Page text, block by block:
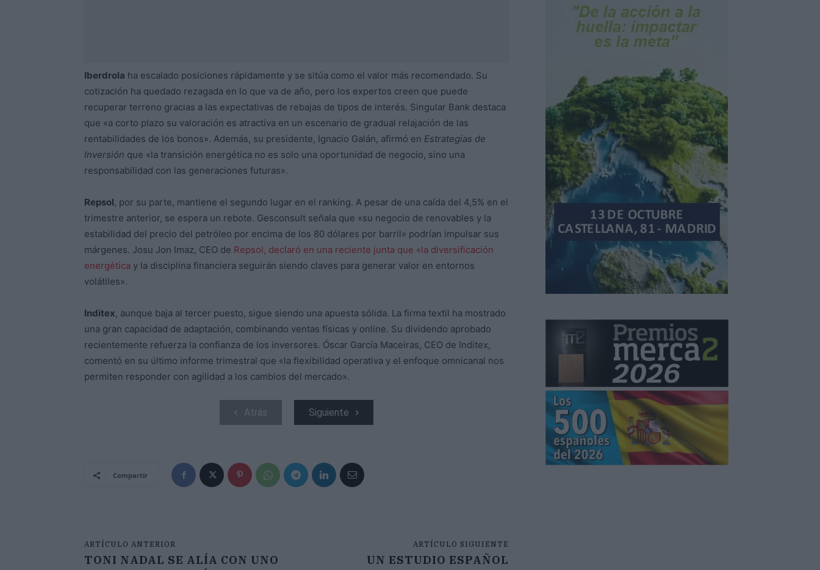
Iberdrola ha escalado posiciones rápidamente y se sitúa como el valor más recomendado. Su
cotización ha quedado rezagada en lo que va de año, pero los expertos creen que puede
recuperar terreno gracias a las expectativas de rebajas de tipos de interés. Singular Bank destaca
que «a corto plazo su valoración es atractiva en un escenario de gradual relajación de las
rentabilidades de los bonos». Además, su presidente, Ignacio Galán, afirmó en Estrategias de
Inversión que «la transición energética no es solo una oportunidad de negocio, sino una
responsabilidad con las generaciones futuras».
Repsol, por su parte, mantiene el segundo lugar en el ranking. A pesar de una caída del 4,5% en el
trimestre anterior, se espera un rebote. Gesconsult señala que «su negocio de renovables y la
estabilidad del precio del petróleo por encima de los 80 dólares por barril» podrían impulsar sus
márgenes. Josu Jon Imaz, CEO de Repsol, declaró en una reciente junta que «la diversificación
energética y la disciplina financiera seguirán siendo claves para generar valor en entornos
volátiles».
Inditex, aunque baja al tercer puesto, sigue siendo una apuesta sólida. La firma textil ha mostrado
una gran capacidad de adaptación, combinando ventas físicas y online. Su dividendo aprobado
recientemente refuerza la confianza de los inversores. Óscar García Maceiras, CEO de Inditex,
comentó en su último informe trimestral que «la flexibilidad operativa y el enfoque omnicanal nos
permiten responder con agilidad a los cambios del mercado».
Atrás Siguiente
Compartir
ARTÍCULO ANTERIOR
TONI NADAL SE ALÍA CON UNO
ARTÍCULO SIGUIENTE
UN ESTUDIO ESPAÑOL